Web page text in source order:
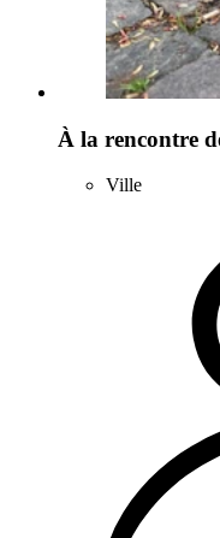
À la rencontre
Ville